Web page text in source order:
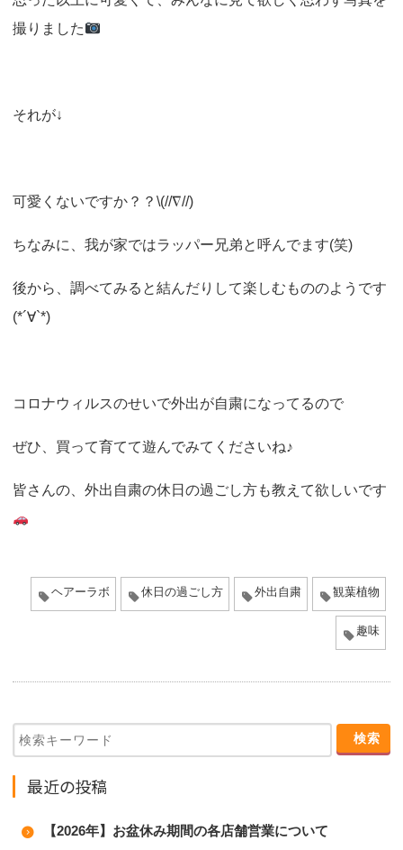
撮りました
それが↓
可愛くないですか？？\(//∇//)
ちなみに、我が家ではラッパー兄弟と呼んでます(笑)
後から、調べてみると結んだりして楽しむもののようです
(*´∀`*)
コロナウィルスのせいで外出が自粛になってるので
ぜひ、買って育てて遊んでみてくださいね♪
皆さんの、外出自粛の休日の過ごし方も教えて欲しいです
ヘアーラボ 休日の過ごし方 外出自粛 観葉植物
趣味
最近の投稿
【2026年】お盆休み期間の各店舗営業について